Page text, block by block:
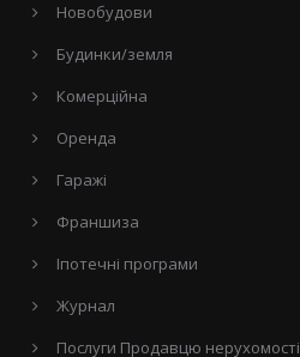
Новобудови
Будинки/земля
Комерційна
Оренда
Гаражі
Франшиза
Іпотечні програми
Журнал
Послуги Продавцю нерухомості